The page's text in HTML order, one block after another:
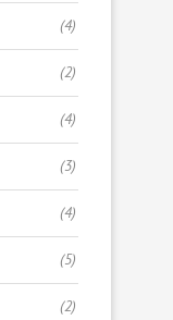
29 gener, 2026
(4)
(2)
(4)
(3)
(4)
(5)
(2)